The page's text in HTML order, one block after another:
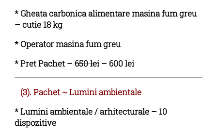
* Gheata carbonica alimentare masina fum greu
– cutie 18 kg
* Operator masina fum greu
* Pret Pachet – 650 lei – 600 lei
(3). Pachet ~Lumini ambientale
*Lumini ambientale / arhitecturale – 10
dispozitive